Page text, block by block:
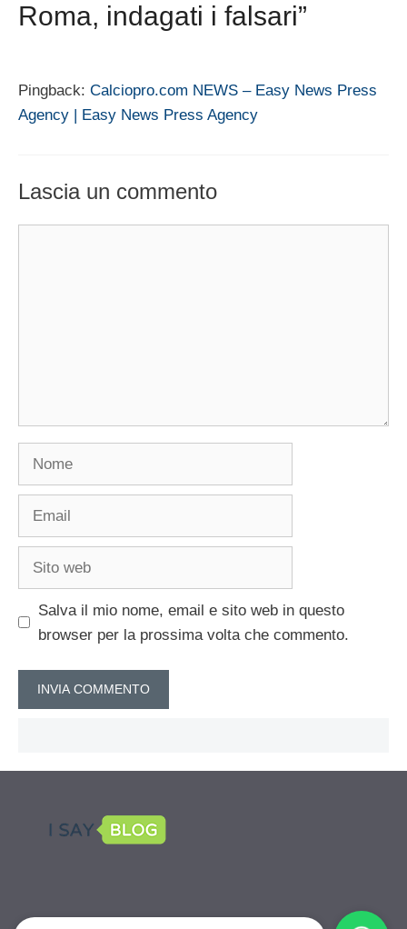
Roma, indagati i falsari”
Pingback: Calciopro.com NEWS – Easy News Press
Agency | Easy News Press Agency
Lascia un commento
Salva il mio nome, email e sito web in questo
browser per la prossima volta che commento.